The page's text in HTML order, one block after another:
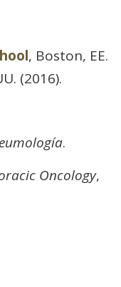
, Boston, EE.
(2016).
.
Oncology,